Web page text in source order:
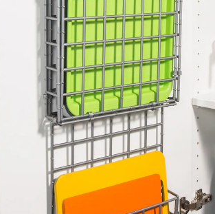
worden bevestigd. Perfect voor
bijv. snijplanken,
metaal
30 x 5 cm